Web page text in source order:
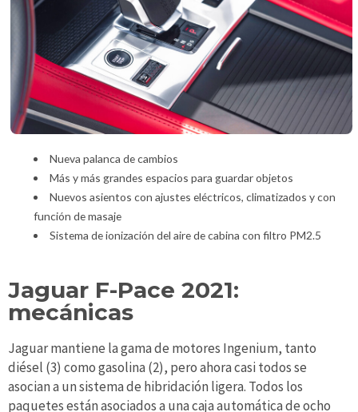
Nueva palanca de cambios
Más y más grandes espacios para guardar objetos
Nuevos asientos con ajustes eléctricos, climatizados y con
función de masaje
Sistema de ionización del aire de cabina con filtro PM2.5
Jaguar F-Pace 2021:
mecánicas
Jaguar mantiene la gama de motores Ingenium, tanto
diésel (3) como gasolina (2), pero ahora casi todos se
asocian a un sistema de hibridación ligera. Todos los
paquetes están asociados a una caja automática de ocho